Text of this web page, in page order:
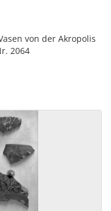
von der Akropolis
2064